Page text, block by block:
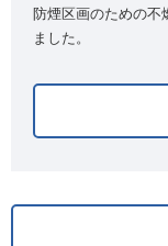
防煙区画のための不
ました。